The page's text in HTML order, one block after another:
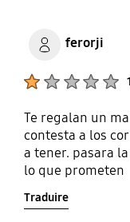
ferorji
1
Te regalan un
contesta a los
a tener. pasara
lo que prometen
Traduire